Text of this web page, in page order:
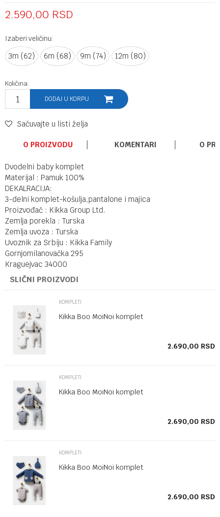
2.590,00 RSD
Izaberi veličinu:
3m (62) 6m (68) 9m (74) 12m (80)
Količina:
DODAJ U KORPU
Sačuvajte u listi želja
O PROIZVODU KOMENTARI O
Dvodelni baby komplet
Materijal : Pamuk 100%
DEKALRACIJA:
3-delni komplet-košulja,pantalone i majica
Proizvođač : Kikka Group Ltd.
Zemlja porekla : Turska
Zemlja uvoza : Turska
Uvoznik za Srbiju : Kikka Family
Gornjomilanovačka 295
Kraguejvac 34000
SLIČNI PROIZVODI
KOMPLETI
Kikka Boo MoiNoi komplet
2.690,00 RSD
KOMPLETI
Kikka Boo MoiNoi komplet
2.690,00 RSD
KOMPLETI
Kikka Boo MoiNoi komplet
2.690,00 RSD